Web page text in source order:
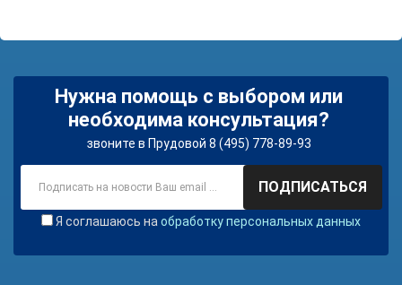
Нужна помощь с выбором или
необходима консультация?
звоните в Прудовой 8 (495) 778-89-93
ПОДПИСАТЬСЯ
Я соглашаюсь на обработку персональных данных